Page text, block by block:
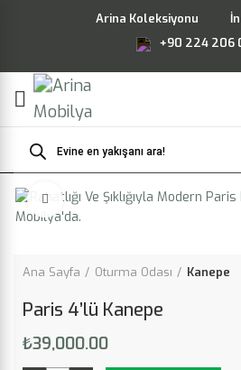
Arina Koleksiyonu
+90 224 206
Products
search
Büyütmek için tıklayın
Ana Sayfa Oturma Odası Kanepe
Paris 4’lü Kanepe
₺39,000.00